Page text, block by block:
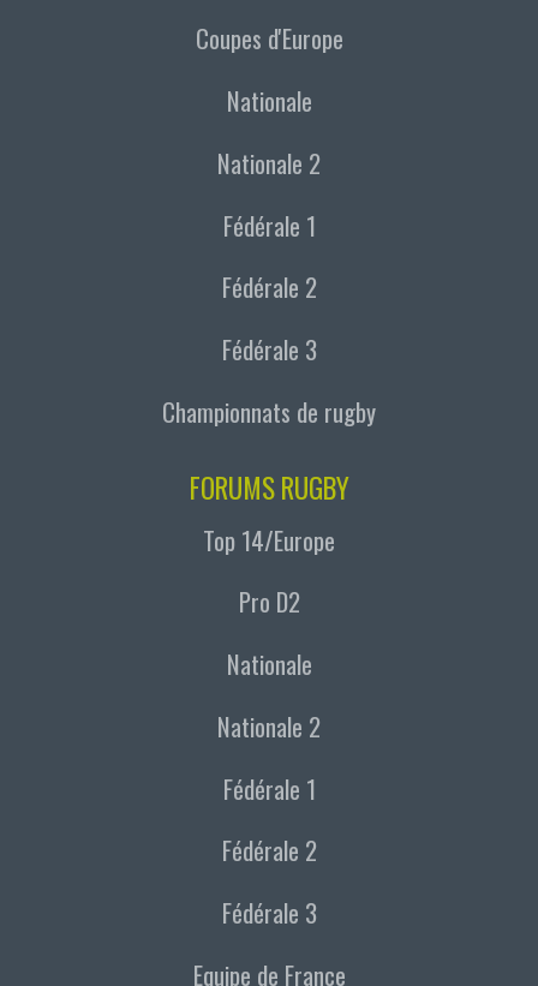
Coupes d'Europe
Nationale
Nationale 2
Fédérale 1
Fédérale 2
Fédérale 3
Championnats de rugby
FORUMS RUGBY
Top 14/Europe
Pro D2
Nationale
Nationale 2
Fédérale 1
Fédérale 2
Fédérale 3
Equipe de France